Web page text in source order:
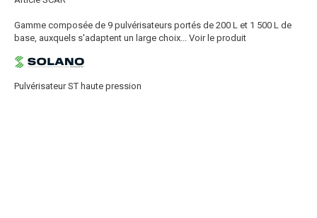
Gamme composée de 9 pulvérisateurs portés de 200 L et 1 500 L de
base, auxquels s'adaptent un large choix...
Voir le produit
Pulvérisateur ST haute pression